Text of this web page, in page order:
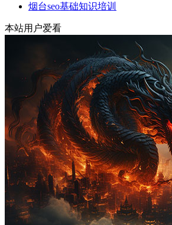
烟台seo基础知识培训
本站用户爱看